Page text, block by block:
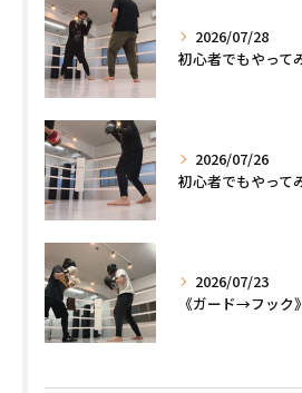
2026/07/28
2026/07/26
2026/07/23
《ガード→フック》